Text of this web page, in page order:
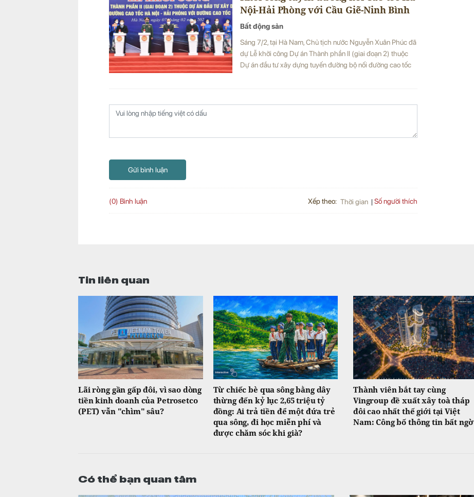
Nội-Hải Phòng với Cầu Giẽ-Ninh Bình
Bất động sản
Sáng 7/2, tại Hà Nam, Chủ tịch nước Nguyễn Xuân Phúc đã
dự Lễ khởi công Dự án Thành phần II (giai đoạn 2) thuộc
Dự án đầu tư xây dựng tuyến đường bộ nối đường cao tốc
Gửi bình luận
(0) Bình luận Xếp theo: Thời gian Số người thích
Tin liên quan
Lãi ròng gần gấp đôi, vì sao dòng
tiền kinh doanh của Petrosetco
(PET) vẫn "chìm" sâu?
Từ chiếc bè qua sông bằng dây
thừng đến kỷ lục 2,65 triệu tỷ
đồng: Ai trả tiền để một đứa trẻ
qua sông, đi học miễn phí và
được chăm sóc khi già?
Thành viên bắt tay cùng
Vingroup đề xuất xây toà tháp
đôi cao nhất thế giới tại Việt
Nam: Công bố thông tin bất ngờ
Có thể bạn quan tâm